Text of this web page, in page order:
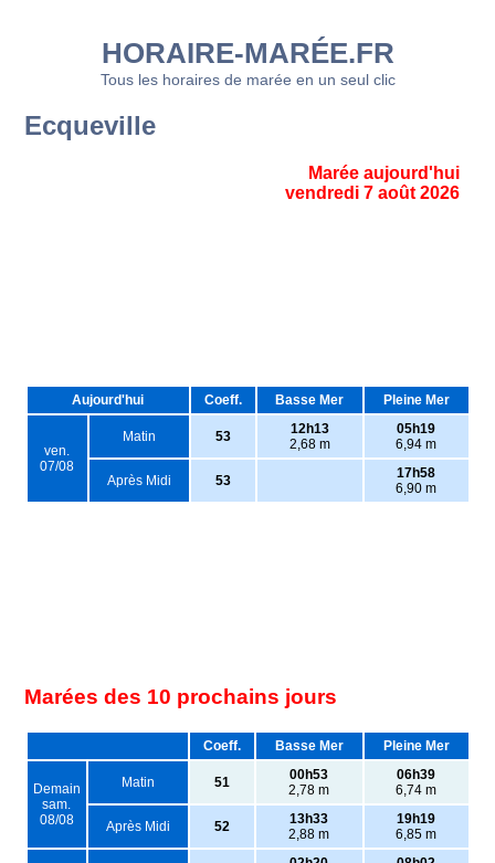
HORAIRE-MARÉE.FR
Tous les horaires de marée en un seul clic
Ecqueville
Marée aujourd'hui
vendredi 7 août 2026
Aujourd'hui Coeff. Basse Mer Pleine Mer
ven.
07/08
Matin 53
12h13
2,68 m
05h19
6,94 m
Après Midi 53
17h58
6,90 m
Marées des 10 prochains jours
Coeff. Basse Mer Pleine Mer
Demain
sam.
08/08
Matin 51
00h53
2,78 m
06h39
6,74 m
Après Midi 52
13h33
2,88 m
19h19
6,85 m